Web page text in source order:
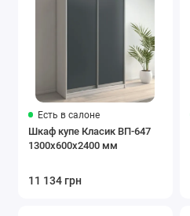
Есть в салоне
Шкаф купе Класик ВП-647
1300х600х2400 мм
11 134 грн